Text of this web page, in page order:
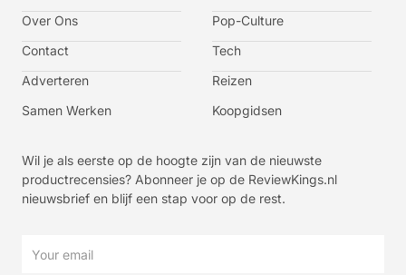
-
f
a
c
e
o
o
-
t
w
i
t
e
r
-
s
g
r
m
-
-
u
b
Over Ons
Contact
Adverteren
Samen Werken
Pop-Culture
Tech
Reizen
Koopgidsen
Wil je als eerste op de hoogte zijn van de nieuwste
productrecensies? Abonneer je op de ReviewKings.nl
nieuwsbrief en blijf een stap voor op de rest.